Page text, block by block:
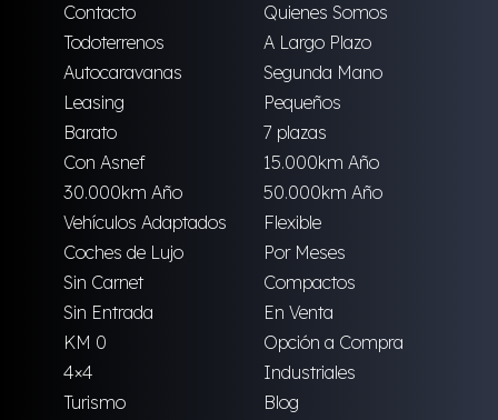
Contacto
Quienes Somos
Todoterrenos
A Largo Plazo
Autocaravanas
Segunda Mano
Leasing
Pequeños
Barato
7 plazas
Con Asnef
15.000km Año
30.000km Año
50.000km Año
Vehículos Adaptados
Flexible
Coches de Lujo
Por Meses
Sin Carnet
Compactos
Sin Entrada
En Venta
KM 0
Opción a Compra
4×4
Industriales
Turismo
Blog